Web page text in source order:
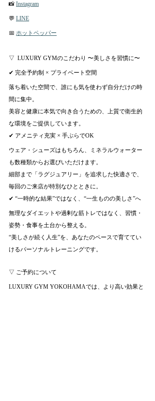
📸 Instagram
💬 LINE
📅 ホットペッパー
▽  LUXURY GYMのこだわり 〜美しさを習慣に〜
✔ 完全予約制 × プライベート空間
落ち着いた空間で、誰にも気を使わず自分だけの時
間に集中。
美容と健康に本気で向き合うための、上質で衛生的
な環境をご提供しています。
✔ アメニティ充実 × 手ぶらでOK
ウェア・シューズはもちろん、ミネラルウォーター
も数種類からお選びいただけます。
細部まで「ラグジュアリー」を追求した快適さで、
毎回のご来店が特別なひとときに。
✔ “一時的な結果”ではなく、“一生ものの美しさ”へ
無理なダイエットや過剰な筋トレではなく、習慣・
姿勢・食事を土台から整える。
“美しさが続く人生”を、あなたのペースで育ててい
けるパーソナルトレーニングです。
▽ ご予約について
LUXURY GYM YOKOHAMAでは、より高い効果と